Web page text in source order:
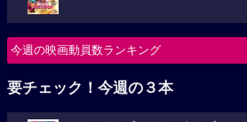
今週の映画動員数ランキング
要チェック！今週の３本